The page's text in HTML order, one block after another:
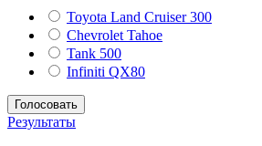
Toyota Land Cruiser 300
Chevrolet Tahoe
Tank 500
Infiniti QX80
Результаты